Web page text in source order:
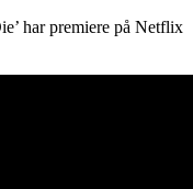
har premiere på Netflix